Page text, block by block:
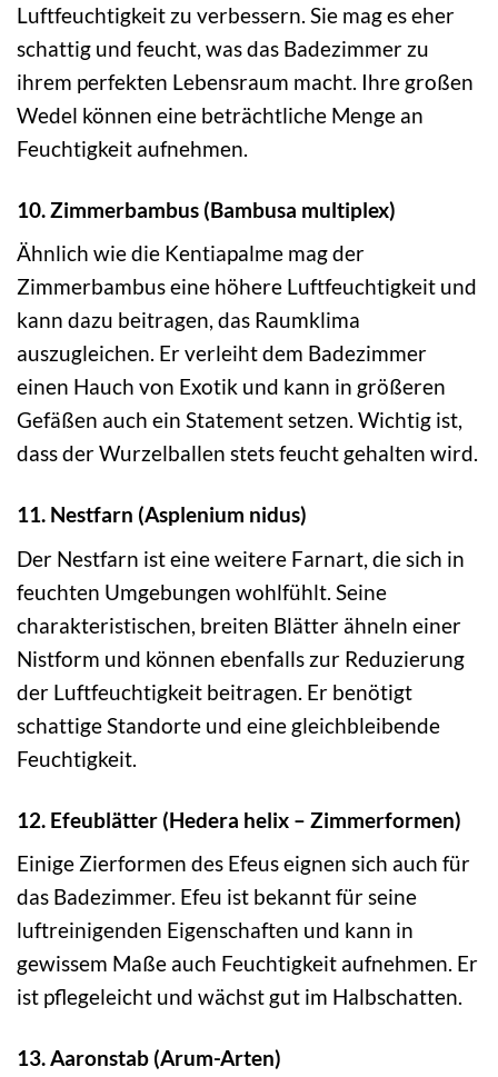
Luftfeuchtigkeit zu verbessern. Sie mag es eher
schattig und feucht, was das Badezimmer zu
ihrem perfekten Lebensraum macht. Ihre großen
Wedel können eine beträchtliche Menge an
Feuchtigkeit aufnehmen.
10. Zimmerbambus (Bambusa multiplex)
Ähnlich wie die Kentiapalme mag der
Zimmerbambus eine höhere Luftfeuchtigkeit und
kann dazu beitragen, das Raumklima
auszugleichen. Er verleiht dem Badezimmer
einen Hauch von Exotik und kann in größeren
Gefäßen auch ein Statement setzen. Wichtig ist,
dass der Wurzelballen stets feucht gehalten wird.
11. Nestfarn (Asplenium nidus)
Der Nestfarn ist eine weitere Farnart, die sich in
feuchten Umgebungen wohlfühlt. Seine
charakteristischen, breiten Blätter ähneln einer
Nistform und können ebenfalls zur Reduzierung
der Luftfeuchtigkeit beitragen. Er benötigt
schattige Standorte und eine gleichbleibende
Feuchtigkeit.
12. Efeublätter (Hedera helix – Zimmerformen)
Einige Zierformen des Efeus eignen sich auch für
das Badezimmer. Efeu ist bekannt für seine
luftreinigenden Eigenschaften und kann in
gewissem Maße auch Feuchtigkeit aufnehmen. Er
ist pflegeleicht und wächst gut im Halbschatten.
13. Aaronstab (Arum-Arten)